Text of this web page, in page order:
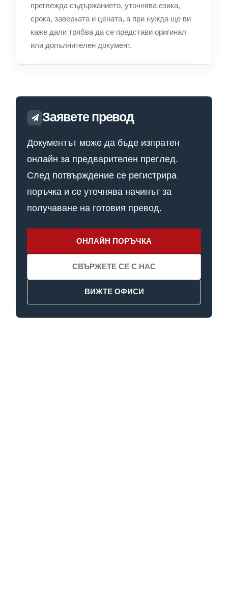
преглежда съдържанието, уточнява езика,
срока, заверката и цената, а при нужда ще ви
каже дали трябва да се представи оригинал
или допълнителен документ.
Заявете превод
Документът може да бъде изпратен
онлайн за предварителен преглед.
След потвърждение се регистрира
поръчка и се уточнява начинът за
получаване на готовия превод.
ОНЛАЙН ПОРЪЧКА
СВЪРЖЕТЕ СЕ С НАС
ВИЖТЕ ОФИСИ